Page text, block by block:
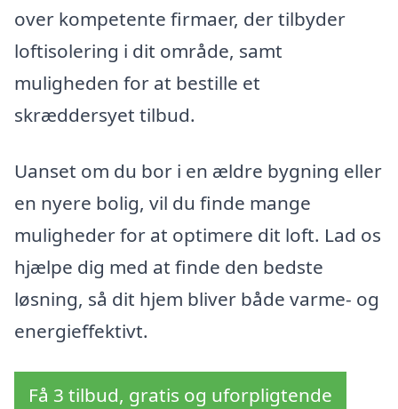
over kompetente firmaer, der tilbyder
loftisolering i dit område, samt
muligheden for at bestille et
skræddersyet tilbud.
Uanset om du bor i en ældre bygning eller
en nyere bolig, vil du finde mange
muligheder for at optimere dit loft. Lad os
hjælpe dig med at finde den bedste
løsning, så dit hjem bliver både varme- og
energieffektivt.
Få 3 tilbud, gratis og uforpligtende